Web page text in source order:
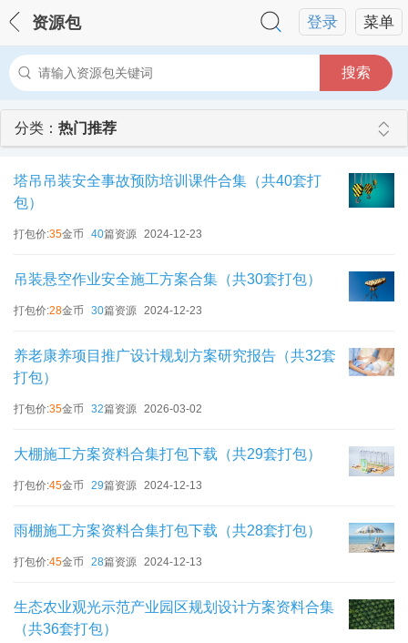
菜单
登录
资源包
搜索
分类： 热门推荐
塔吊吊装安全事故预防培训课件合集（共40套打
包）
打包价:35金币 40篇资源 2024-12-23
吊装悬空作业安全施工方案合集（共30套打包）
打包价:28金币 30篇资源 2024-12-23
养老康养项目推广设计规划方案研究报告（共32套
打包）
打包价:35金币 32篇资源 2026-03-02
大棚施工方案资料合集打包下载（共29套打包）
打包价:45金币 29篇资源 2024-12-13
雨棚施工方案资料合集打包下载（共28套打包）
打包价:45金币 28篇资源 2024-12-13
生态农业观光示范产业园区规划设计方案资料合集
（共36套打包）